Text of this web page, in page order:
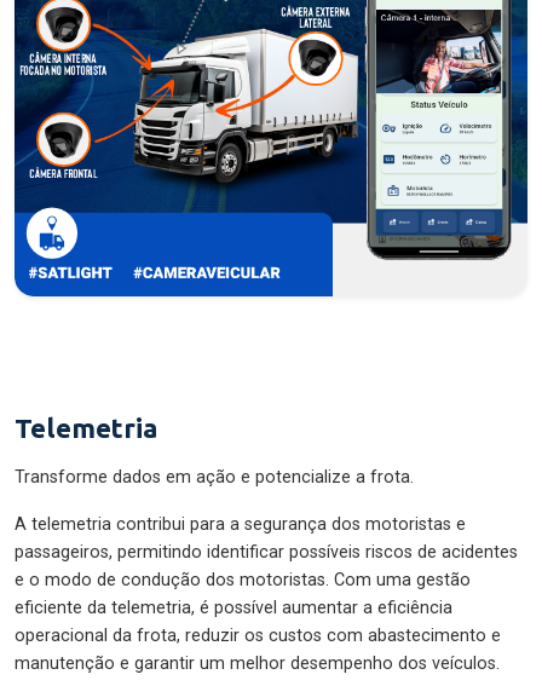
Telemetria
Transforme dados em ação e potencialize a frota.
A telemetria contribui para a segurança dos motoristas e
passageiros, permitindo identificar possíveis riscos de acidentes
e o modo de condução dos motoristas. Com uma gestão
eficiente da telemetria, é possível aumentar a eficiência
operacional da frota, reduzir os custos com abastecimento e
manutenção e garantir um melhor desempenho dos veículos.